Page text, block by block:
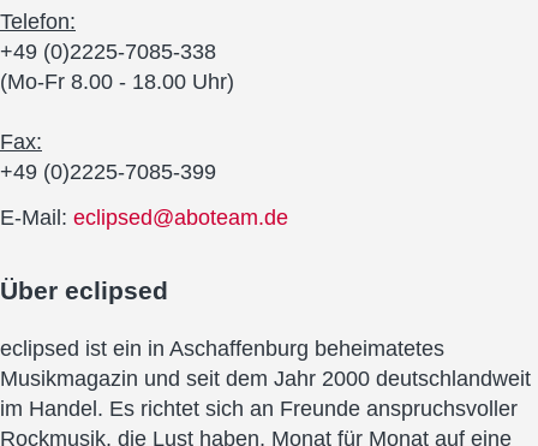
Telefon:
+49 (0)2225-7085-338
(Mo-Fr 8.00 - 18.00 Uhr)
Fax:
+49 (0)2225-7085-399
E-Mail: eclipsed@aboteam.de
Über eclipsed
eclipsed ist ein in Aschaffenburg beheimatetes
Musikmagazin und seit dem Jahr 2000 deutschlandweit
im Handel. Es richtet sich an Freunde anspruchsvoller
Rockmusik, die Lust haben, Monat für Monat auf eine